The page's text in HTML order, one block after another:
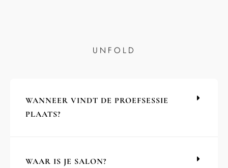
UNFOLD
WANNEER VINDT DE PROEFSESSIE
PLAATS?
WAAR IS JE SALON?